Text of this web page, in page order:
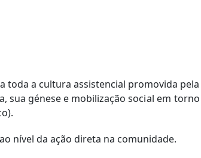
a cultura assistencial promovida
sua génese e mobilização social em
nível da ação direta na comunidade.